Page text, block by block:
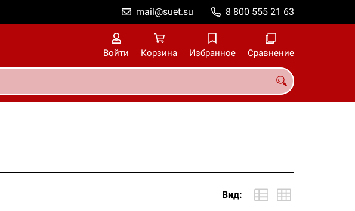
8 800 555 21 63
mail@suet.su
Войти Корзина Избранное Сравнение
Вид: